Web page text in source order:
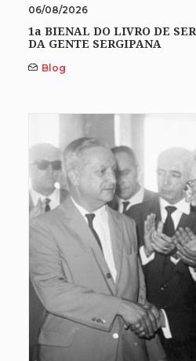
06/08/2026
1a BIENAL DO LIVRO DE
DA GENTE SERGIPANA
Blog